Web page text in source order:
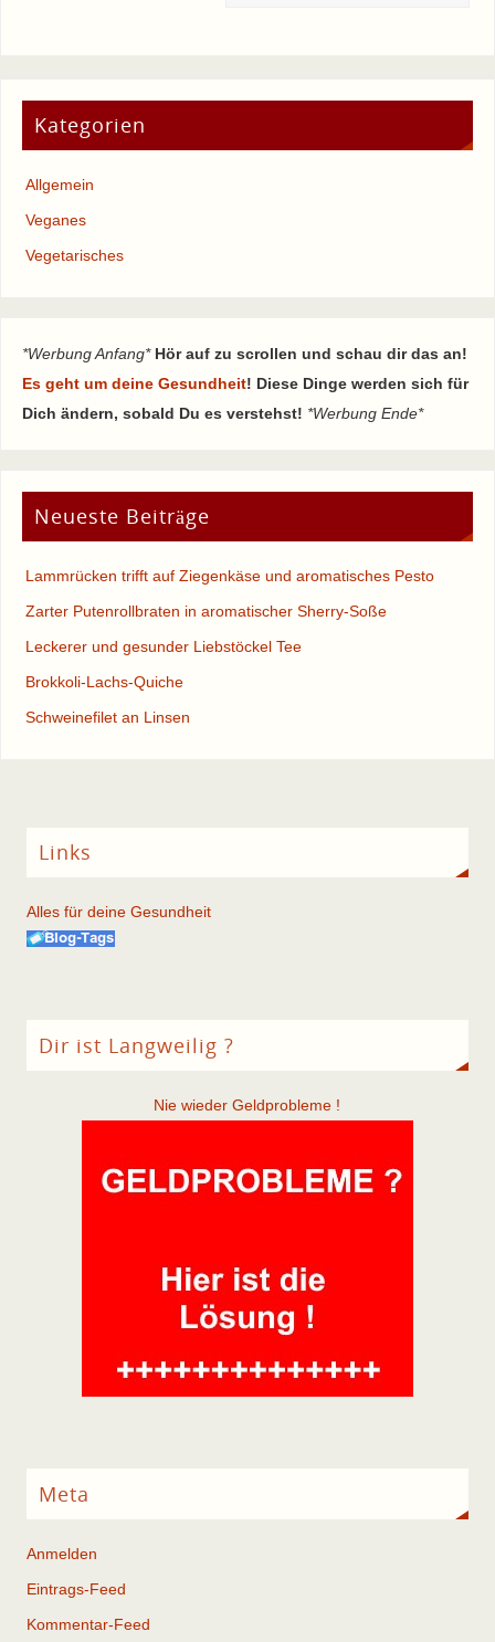
Kategorien
Allgemein
Veganes
Vegetarisches
*Werbung Anfang* Hör auf zu scrollen und schau dir das an!
Es geht um deine Gesundheit! Diese Dinge werden sich für
Dich ändern, sobald Du es verstehst! *Werbung Ende*
Neueste Beiträge
Lammrücken trifft auf Ziegenkäse und aromatisches Pesto
Zarter Putenrollbraten in aromatischer Sherry-Soße
Leckerer und gesunder Liebstöckel Tee
Brokkoli-Lachs-Quiche
Schweinefilet an Linsen
Links
Alles für deine Gesundheit
Dir ist Langweilig ?
Nie wieder Geldprobleme !
Meta
Anmelden
Eintrags-Feed
Kommentar-Feed